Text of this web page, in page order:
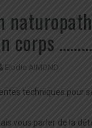
corps
Elodie AIMOND
techniques pour
vous parler de la